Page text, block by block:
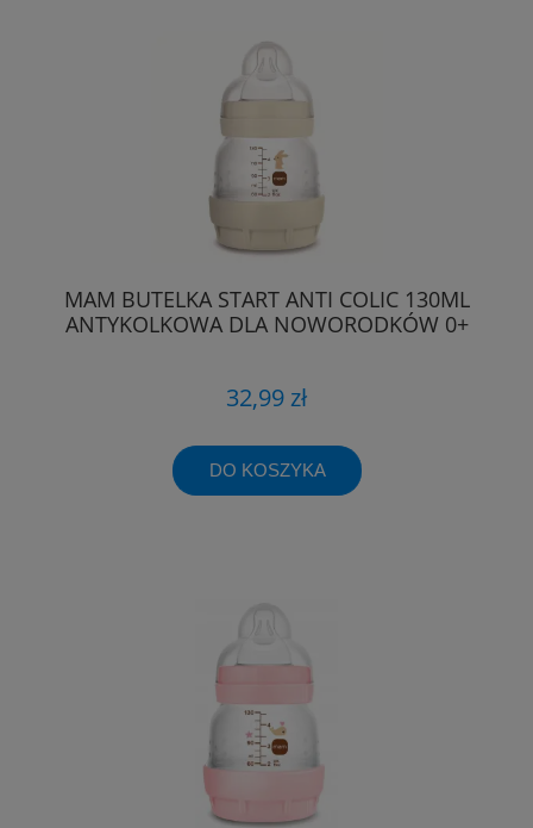
MAM BUTELKA START ANTI COLIC 130ML
ANTYKOLKOWA DLA NOWORODKÓW 0+
32,99 zł
DO KOSZYKA